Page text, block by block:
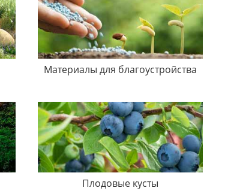
Материалы для благоустройства
Плодовые кусты